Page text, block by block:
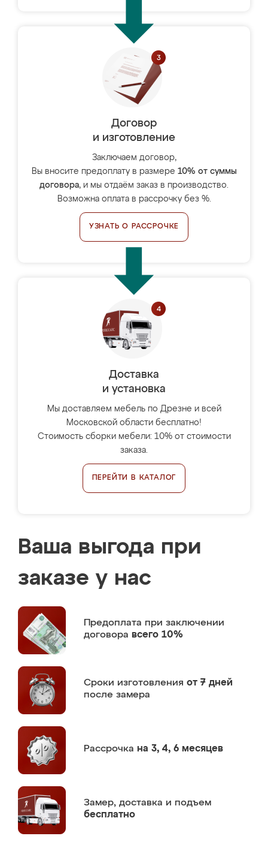
Договор
и изготовление
Заключаем договор,
Вы вносите предоплату в размере 10% от суммы
договора, и мы отдаём заказ в производство.
Возможна оплата в рассрочку без %.
УЗНАТЬ О РАССРОЧКЕ
Доставка
и установка
Мы доставляем мебель по Дрезне и всей
Московской области бесплатно!
Стоимость сборки мебели: 10% от стоимости
заказа.
ПЕРЕЙТИ В КАТАЛОГ
Ваша выгода при
заказе у нас
Предоплата при заключении
договора всего 10%
Сроки изготовления от 7 дней
после замера
Рассрочка на 3, 4, 6 месяцев
Замер, доставка и подъем
бесплатно